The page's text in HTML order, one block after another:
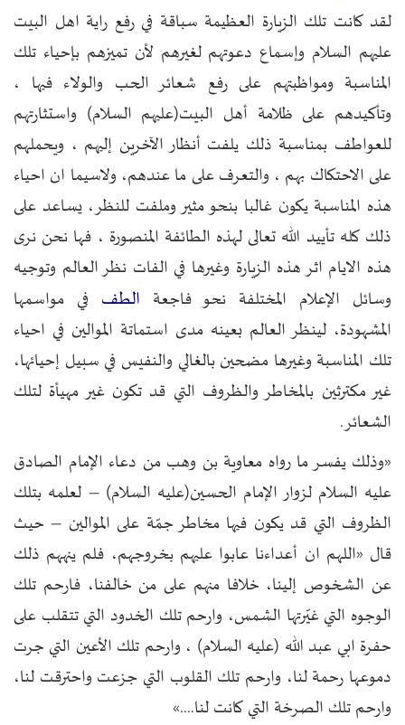
لقد كانت تلك الزيارة العظيمة سباقة في رفع راية اهل البيت
عليهم السلام وإسماع دعوتهم لغيرهم لأن تميزهم بإحياء تلك
المناسبة ومواظبتهم على رفع شعائر الحب والولاء فيها ،
وتأكيدهم على ظلامة أهل البيت(عليهم السلام) واستثارتهم
للعواطف بمناسبة ذلك يلفت أنظار الآخرين إليهم ، ويحملهم
على الاحتكاك بهم ، والتعرف على ما عندهم، ولاسيما ان احياء
هذه المناسبة يكون غالبا بنحو مثير وملفت للنظر، يساعد على
ذلك كله تأييد الله تعالى لهذه الطائفة المنصورة ، فها نحن نرى
هذه الايام اثر هذه الزيارة وغيرها في الفات نظر العالم وتوجيه
وسائل الإعلام المختلفة نحو فاجعة الطف في مواسمها
المشهودة، لينظر العالم بعينه مدى استماتة الموالين في احياء
تلك المناسبة وغيرها مضحين بالغالي والنفيس في سبيل إحيائها،
غير مكترثين بالمخاطر والظروف التي قد تكون غير مهيأة لتلك
الشعائر.
«وذلك يفسر ما رواه معاوية بن وهب من دعاء الإمام الصادق
عليه السلام لزوار الإمام الحسين(عليه السلام) – لعلمه بتلك
الظروف التي قد يكون فيها مخاطر جمّة على الموالين – حيث
قال «اللهم ان أعداءنا عابوا عليهم بخروجهم، فلم ينههم ذلك
عن الشخوص إلينا، خلافا منهم على من خالفنا، فارحم تلك
الوجوه التي غيّرتها الشمس، وارحم تلك الخدود التي تتقلب على
حفرة ابي عبد الله (عليه السلام) ، وارحم تلك الأعين التي جرت
دموعها رحمة لنا، وارحم تلك القلوب التي جزعت واحترقت لنا،
وارحم تلك الصرخة التي كانت لنا….»